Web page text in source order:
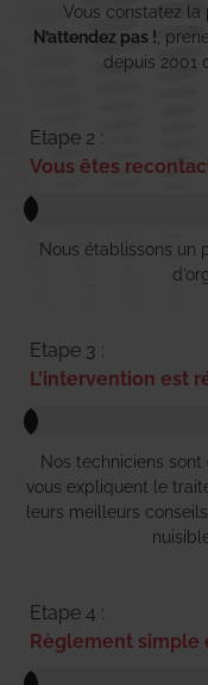
Vous constatez la
N’attendez pas ! ,
depuis 2001
Etape 2 :
Vous êtes
Nous établissons un
Etape 3 :
L'intervention est
Nos techniciens
vous expliquent le
leurs meilleurs
Etape 4 :
Règlement simple